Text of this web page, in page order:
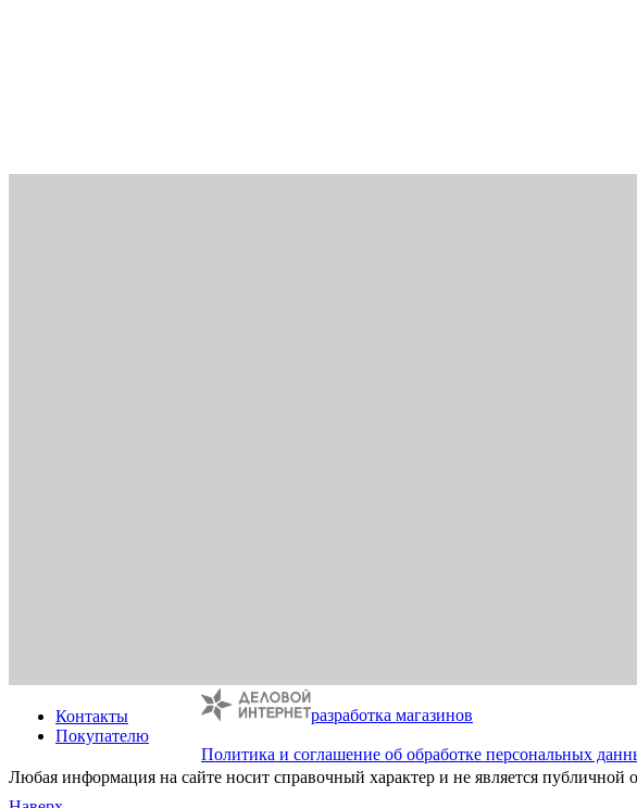
Контакты
Покупателю
разработка магазинов
Политика и соглашение об обработке персональных
Любая информация на сайте носит справочный характер и не является